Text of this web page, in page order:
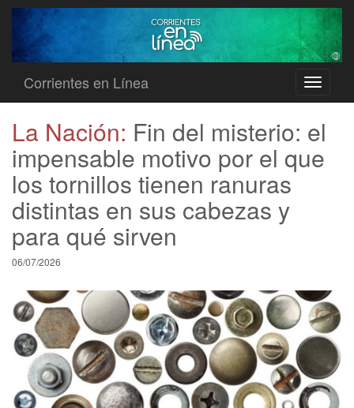
Toggle
Corrientes en Línea
La Nación: Fin del misterio: el
impensable motivo por el que
los tornillos tienen ranuras
distintas en sus cabezas y
para qué sirven
06/07/2026